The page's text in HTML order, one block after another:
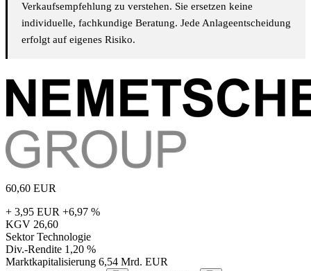
Verkaufsempfehlung zu verstehen. Sie ersetzen keine
individuelle, fachkundige Beratung. Jede Anlageentscheidung
erfolgt auf eigenes Risiko.
60,60 EUR
+ 3,95 EUR +6,97 %
KGV 26,60
Sektor Technologie
Div.-Rendite 1,20 %
Marktkapitalisierung 6,54 Mrd. EUR